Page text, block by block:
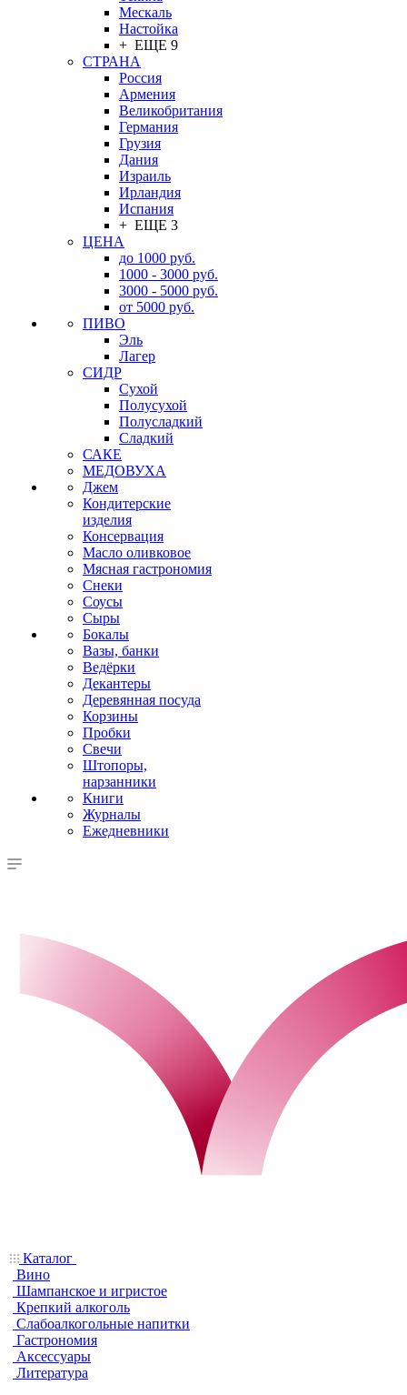
Мескаль
Настойка
+ ЕЩЕ 9
СТРАНА
Россия
Армения
Великобритания
Германия
Грузия
Дания
Израиль
Ирландия
Испания
+ ЕЩЕ 3
ЦЕНА
до 1000 руб.
1000 - 3000 руб.
3000 - 5000 руб.
от 5000 руб.
ПИВО
Эль
Лагер
СИДР
Сухой
Полусухой
Полусладкий
Сладкий
САКЕ
МЕДОВУХА
Джем
Кондитерские
изделия
Консервация
Масло оливковое
Мясная гастрономия
Снеки
Соусы
Сыры
Бокалы
Вазы, банки
Ведёрки
Декантеры
Деревянная посуда
Корзины
Пробки
Свечи
Штопоры,
нарзанники
Книги
Журналы
Ежедневники
Каталог
Вино
Шампанское и игристое
Крепкий алкоголь
Слабоалкогольные напитки
Гастрономия
Аксессуары
Литература